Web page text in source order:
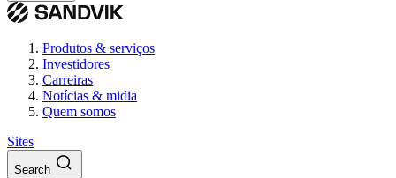
Produtos & serviços
Investidores
Carreiras
Notícias & midia
Quem somos
Sites
Search